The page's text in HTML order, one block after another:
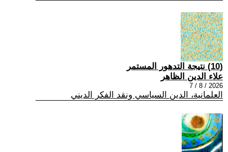
(10) نتيجة التدهور المستمر
علاء الدين الظاهر
2026 / 8 / 7
العلمانية، الدين السياسي ونقد الفكر الديني